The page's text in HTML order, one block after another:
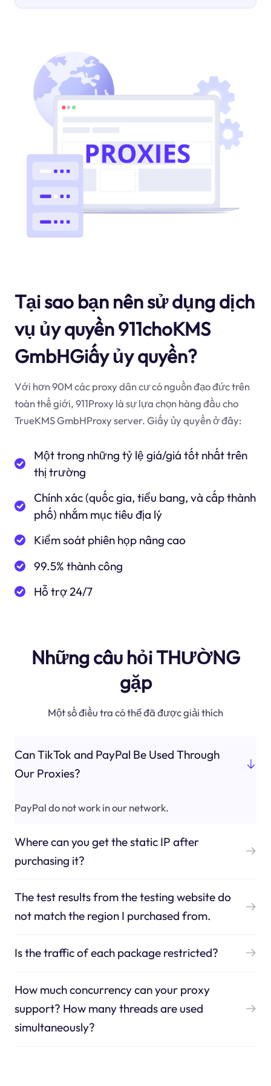
Tại sao bạn nên sử dụng dịch
vụ ủy quyền 911choKMS
GmbHGiấy ủy quyền?
Với hơn 90M các proxy dân cư có nguồn đạo đức trên
toàn thế giới, 911Proxy là sự lựa chọn hàng đầu cho
TrueKMS GmbHProxy server. Giấy ủy quyền ở đây:
Một trong những tỷ lệ giá/giá tốt nhất trên
thị trường
Chính xác (quốc gia, tiểu bang, và cấp thành
phố) nhắm mục tiêu địa lý
Kiểm soát phiên họp nâng cao
99.5% thành công
Hỗ trợ 24/7
Những câu hỏi THƯỜNG
gặp
Một số điều tra có thể đã được giải thích
Can TikTok and PayPal Be Used Through
Our Proxies?
PayPal do not work in our network.
Where can you get the static IP after
purchasing it?
The test results from the testing website do
not match the region I purchased from.
Is the traffic of each package restricted?
How much concurrency can your proxy
support? How many threads are used
simultaneously?